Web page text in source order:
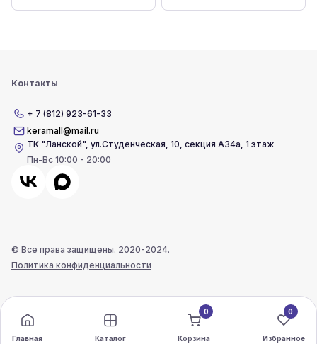
Контакты
+ 7 (812) 923-61-33
keramall@mail.ru
ТК "Ланской",ул.Студенческая, 10, секция А34а, 1 этаж
Пн-Вс 10:00 - 20:00
© Все права защищены. 2020-2024.
Политика конфиденциальности
Главная Каталог
0
Корзина
0
Избранное